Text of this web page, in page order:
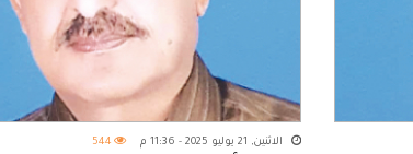
الاثنين, 21 يوليو 2025 - 11:36 م 544